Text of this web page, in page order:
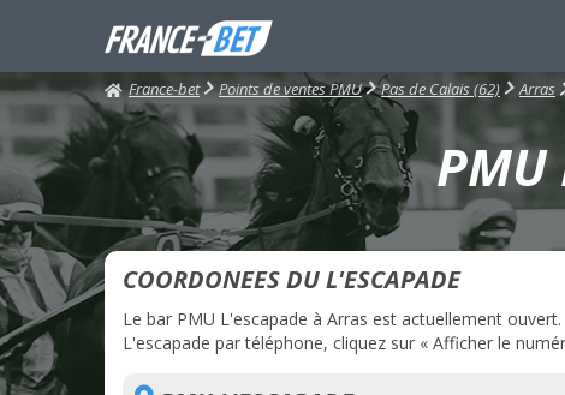
France-bet Points de ventes PMU Pas de Calais (62) Arras
PMU
COORDONEES DU L'ESCAPADE
Le bar PMU L'escapade à Arras est actuellement
L'escapade par téléphone, cliquez sur « Afficher le